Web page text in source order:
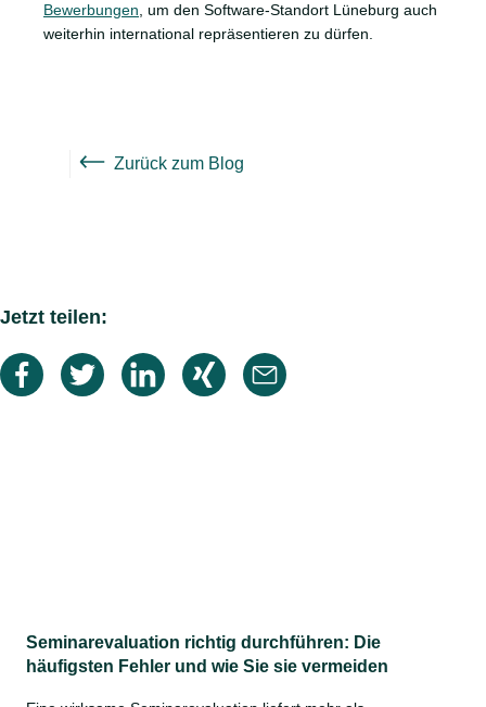
Zurück zum Blog
Bewerbungen , um den Software-Standort Lüneburg auch
weiterhin international repräsentieren zu dürfen.
Jetzt teilen:
Seminarevaluation richtig durchführen: Die
häufigsten Fehler und wie Sie sie vermeiden